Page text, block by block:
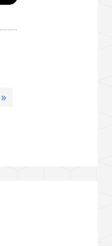
»